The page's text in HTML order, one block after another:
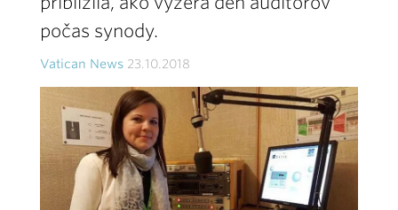
počas synody.
Vatican News 23.10.2018